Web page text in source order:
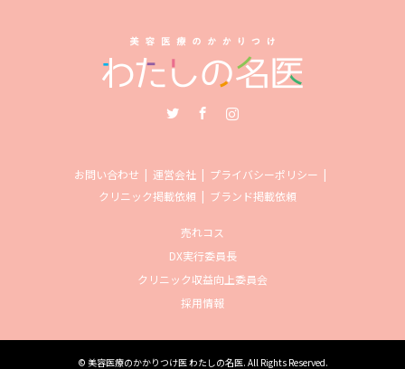
お問い合わせ 運営会社
プライバシーポリシー
クリニック掲載依頼
ブランド掲載依頼
売れコス
DX実行委員長
クリニック収益向上委員会
採用情報
© 美容医療のかかりつけ医 わたしの名医. All Rights Reserved.